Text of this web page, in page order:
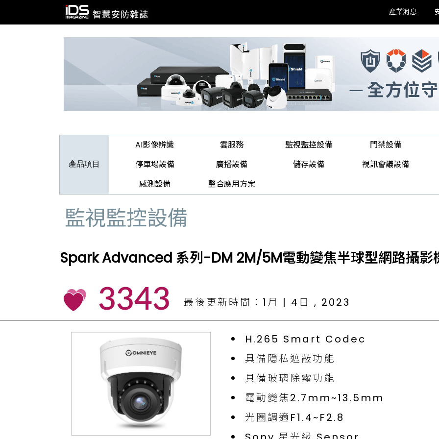
產業消息
產品項目
AI影像辨識 雲服務 監視監控設備
門禁設備
停車場設備
廣播設備 儲存設備
視訊會議設備
感測設備
整合應用方案
監視監控設備
Spark Advanced 系列-DM 2M/5M電動變焦半球型網路攝影
3343 最後更新時間：1月 | 4日 , 2023
H.265 Smart Codec
具備隱私遮蔽功能
具備玻璃除霧功能
電動變焦2.7mm~13.5mm
光圈調適F1.4~F2.8